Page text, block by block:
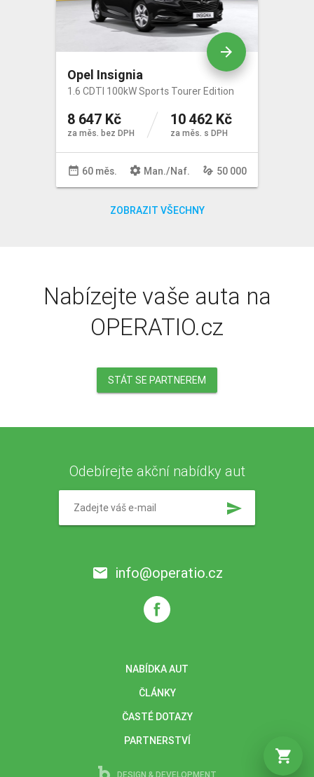
Opel Insignia
1.6 CDTI 100kW Sports Tourer Edition
8 647 Kč
za měs. bez DPH
10 462 Kč
za měs. s DPH
date_range 60 měs. settings Man./Naf. gesture 50 000
arrow_forward
ZOBRAZIT VŠECHNY
shopping_cart
Nabízejte vaše auta na
OPERATIO.cz
STÁT SE PARTNEREM
Odebírejte akční nabídky aut
send
email info@operatio.cz
NABÍDKA AUT
ČLÁNKY
ČASTÉ DOTAZY
PARTNERSTVÍ
DESIGN & DEVELOPMENT